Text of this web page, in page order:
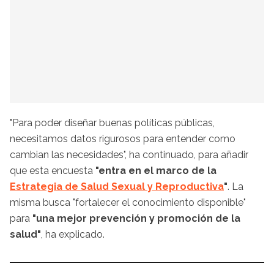
"Para poder diseñar buenas políticas públicas,
necesitamos datos rigurosos para entender como
cambian las necesidades", ha continuado, para añadir
que esta encuesta "entra en el marco de la
Estrategia de Salud Sexual y Reproductiva". La
misma busca "fortalecer el conocimiento disponible"
para "una mejor prevención y promoción de la
salud", ha explicado.